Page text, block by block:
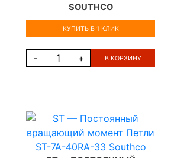
SOUTHCO
КУПИТЬ В 1 КЛИК
- + В КОРЗИНУ